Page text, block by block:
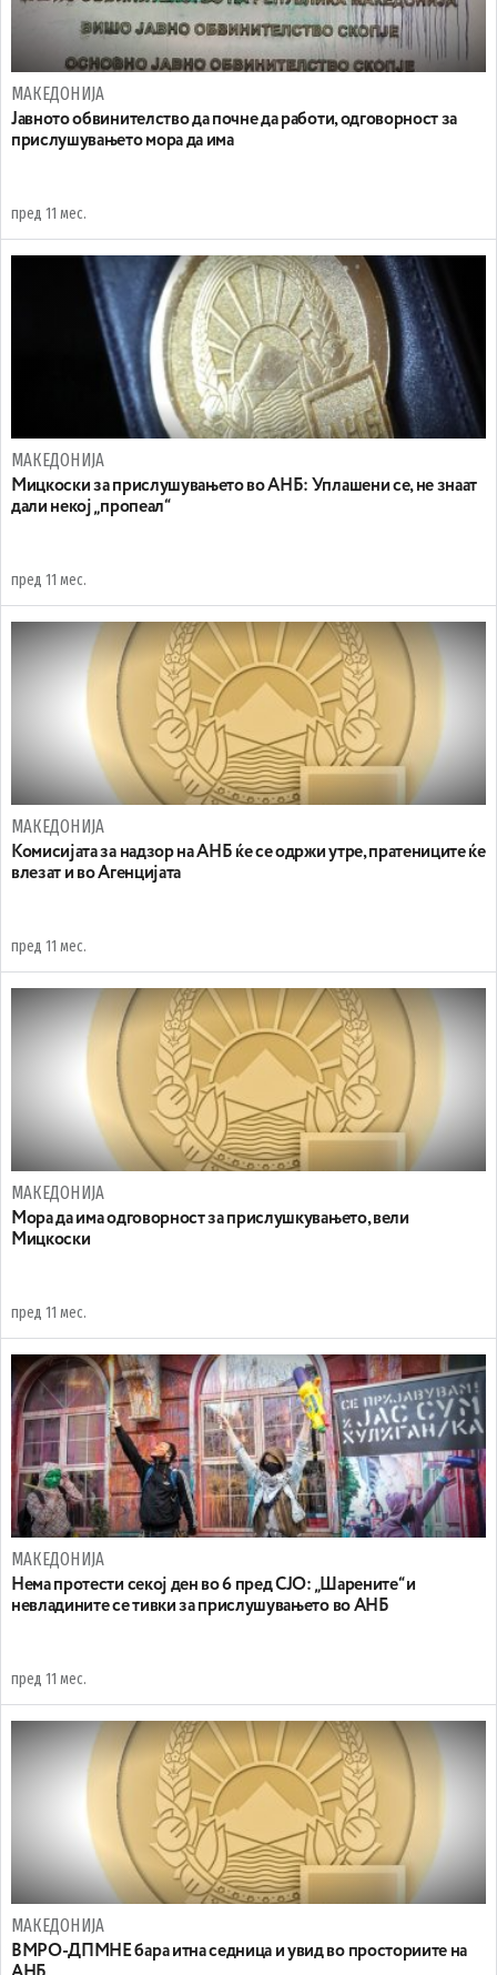
МАКЕДОНИЈА
Јавното обвинителство да почне да работи, одговорност за
прислушувањето мора да има
пред 11 мес.
МАКЕДОНИЈА
Мицкоски за прислушувањето во АНБ: Уплашени се, не знаат
дали некој „пропеал“
пред 11 мес.
МАКЕДОНИЈА
Koмисијата за надзор на АНБ ќе се одржи утре, пратениците ќе
влезат и во Агенцијата
пред 11 мес.
МАКЕДОНИЈА
Мора да има одговорност за прислушкувањето, вели
Мицкоски
пред 11 мес.
МАКЕДОНИЈА
Нема протeсти секој ден во 6 пред СЈО: „Шарените“ и
невладините се тивки за прислушувањето во АНБ
пред 11 мес.
МАКЕДОНИЈА
ВМРО-ДПМНЕ бара итна седница и увид во просториите на